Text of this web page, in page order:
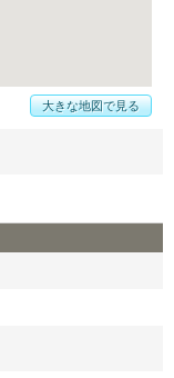
大きな地図で見る